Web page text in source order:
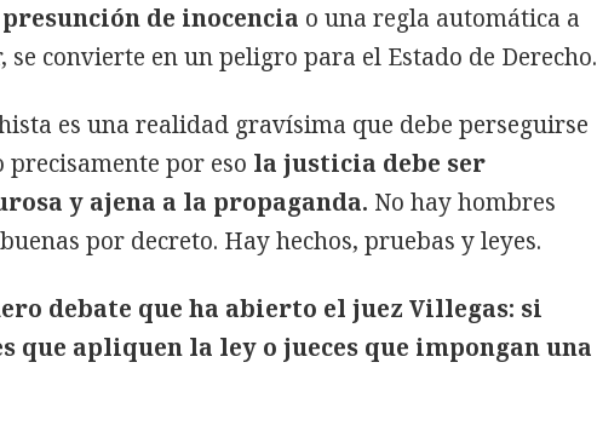
de inocencia o una regla automática a
convierte en un peligro para el Estado de Derecho.
es una realidad gravísima que debe perseguirse
precisamente por eso la justicia debe ser
y ajena a la propaganda. No hay hombres
por decreto. Hay hechos, pruebas y leyes.
debate que ha abierto el juez Villegas: si
que apliquen la ley o jueces que impongan una